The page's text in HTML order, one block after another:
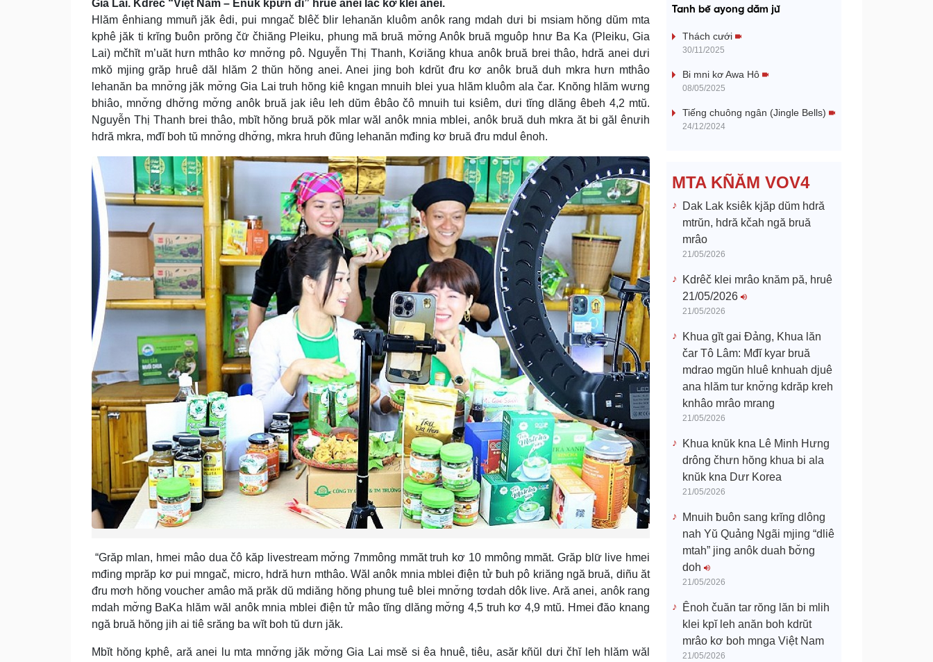
Gia Lai. Kdrêč “Việt Nam – Ênuk kpưn đĭ” hruê anei lač kơ klei anei.
Hlăm ênhiang mmuñ jăk êdi, pui mngač ƀlêč ƀlir lehanăn kluôm anôk rang mdah dưi bi msiam hŏng dŭm mta
kphê jăk ti krĭng ƀuôn prŏng čư̆ čhiăng Pleiku, phung mă bruă mơ̆ng Anôk bruă mguôp hnư Ba Ka (Pleiku, Gia
Lai) mčhĭt m’uăt hưn mthâo kơ mnơ̆ng pô. Nguyễn Thị Thanh, Kơiăng khua anôk bruă brei thâo, hdră anei dưi
mkŏ mjing grăp hruê dăl hlăm 2 thŭn hŏng anei. Anei jing boh kdrŭt đru kơ anôk bruă duh mkra hưn mthâo
lehanăn ba mnơ̆ng jăk mơ̆ng Gia Lai truh hŏng kiê kngan mnuih blei yua hlăm kluôm ala čar. Knŏng hlăm wưng
bhiâo, mnơ̆ng dhơ̆ng mơ̆ng anôk bruă jak iêu leh dŭm êbâo čô mnuih tui ksiêm, dưi tĭng dlăng êbeh 4,2 mtŭ.
Nguyễn Thị Thanh brei thâo, mbĭt hŏng bruă pŏk mlar wăl anôk mnia mblei, anôk bruă duh mkra ăt bi găl ênưih
hdră mkra, mđĭ boh tŭ mnơ̆ng dhơ̆ng, mkra hruh đŭng lehanăn mđing kơ bruă đru mdul ênoh.
“Grăp mlan, hmei mâo dua čô kăp livestream mơ̆ng 7mmông mmăt truh kơ 10 mmông mmăt. Grăp blư̆ live hmei
mđing mprăp kơ pui mngač, micro, hdră hưn mthâo. Wăl anôk mnia mblei điện tử ƀuh pô kriăng ngă bruă, diñu ăt
đru mơh hŏng voucher amâo mă prăk dŭ mdiăng hŏng phung tuê blei mnơ̆ng tơdah dôk live. Ară anei, anôk rang
mdah mơ̆ng BaKa hlăm wăl anôk mnia mblei điện tử mâo tĭng dlăng mơ̆ng 4,5 truh kơ 4,9 mtŭ. Hmei đăo knang
ngă bruă hŏng jih ai tiê srăng ba wĭt boh tŭ dưn jăk.
Mbĭt hŏng kphê, ară anei lu mta mnơ̆ng jăk mơ̆ng Gia Lai msĕ si êa hnuê, tiêu, asăr kñŭl dưi čhĭ leh hlăm wăl
a
V
o
Tanh bĕ ayong dăm jŭ
Thách cưới
30/11/2025
Bi mni kơ Awa Hô
08/05/2025
Tiếng chuông ngân (Jingle Bells)
24/12/2024
MTA KÑĂM VOV4
Dak Lak ksiêk kjăp dŭm hdră
mtrŭn, hdră kčah ngă bruă
mrâo
21/05/2026
Kdrêč klei mrâo knăm pă, hruê
21/05/2026
21/05/2026
Khua gĭt gai Đảng, Khua lăn
čar Tô Lâm: Mđĭ kyar bruă
mdrao mgŭn hluê knhuah djuê
ana hlăm tur knơ̆ng kdrăp kreh
knhâo mrâo mrang
21/05/2026
Khua knŭk kna Lê Minh Hưng
drông čhưn hŏng khua bi ala
knŭk kna Dưr Korea
21/05/2026
Mnuih ƀuôn sang krĭng dlông
nah Yŭ Quảng Ngãi mjing “dliê
mtah” jing anôk duah ƀơ̆ng
doh
21/05/2026
Ênoh čuăn tar rŏng lăn bi mlih
klei kpĭ leh anăn boh kdrŭt
mrâo kơ boh mnga Việt Nam
21/05/2026